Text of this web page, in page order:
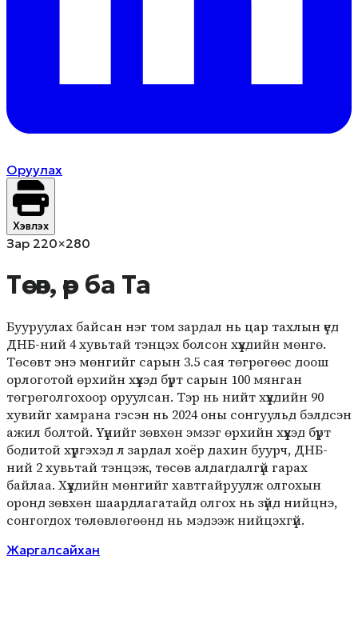
Оруулах
Хэвлэх
Зар 220×280
Төсөв, өр ​ба Та
Бууруулах байсан нэг том зардал нь цар тахлын үед
ДНБ-ний 4 хувьтай тэнцэх болсон хүүхдийн мөнгө.
Төсөвт энэ мөнгийг сарын 3.5 сая төгрөгөөс доош
орлоготой өрхийн хүүхэд бүрт сарын 100 мянган
төгрөголгохоор оруулсан. Тэр нь нийт хүүхдийн 90
хувийг хамрана гэсэн нь 2024 оны сонгуульд бэлдсэн
ажил болтой. Үүнийг зөвхөн эмзэг өрхийн хүүхэд бүрт
бодитой хүргэхэд л зардал хоёр дахин буурч, ДНБ-
ний 2 хувьтай тэнцэж, төсөв алдагдалгүй гарах
байлаа. Хүүхдийн мөнгийг хавтгайруулж олгохын
оронд зөвхөн шаардлагатайд олгох нь зүйд нийцнэ,
сонгогдох төлөвлөгөөнд нь мэдээж нийцэхгүй.
Жаргалсайхан